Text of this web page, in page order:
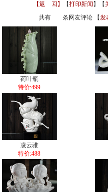
【返 回】
【打印新闻 】【
共有
条网友评论 【发
荷叶瓶
特价:499
凌云骓
特价:488